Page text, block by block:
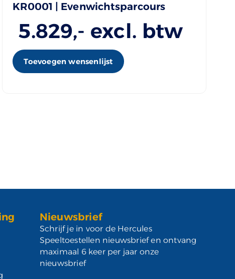
KR0001 | Evenwichtsparcours
5.829,- excl. btw
Toevoegen wensenlijst
Nieuwsbrief
Schrijf je in voor de Hercules
Speeltoestellen nieuwsbrief en ontvang
maximaal 6 keer per jaar onze
nieuwsbrief